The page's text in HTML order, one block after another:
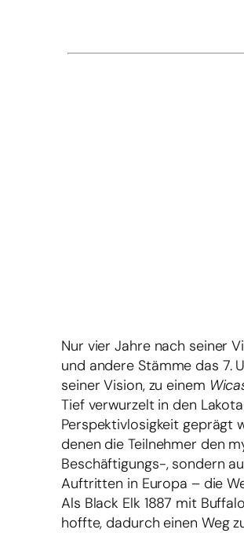
Nur vier Jahre nach seiner
und andere Stämme das 7.
seiner Vision, zu einem
Tief verwurzelt in den
Perspektivlosigkeit geprägt
denen die Teilnehmer den
Beschäftigungs-, sondern
Auftritten in Europa – die
Als Black Elk 1887 mit
hoffte, dadurch einen Weg